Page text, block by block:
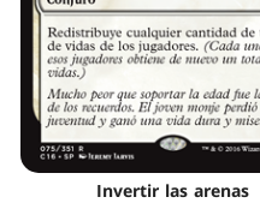
Invertir las arenas